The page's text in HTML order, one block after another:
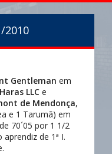
2010
Gentleman em
Haras LLC e
de Mendonça,
e 1 Tarumã) em
70´05 por 1 1/2
de 1ª I.